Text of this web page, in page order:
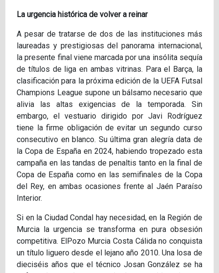
La urgencia histórica de volver a reinar
A pesar de tratarse de dos de las instituciones más
laureadas y prestigiosas del panorama internacional,
la presente final viene marcada por una insólita sequía
de títulos de liga en ambas vitrinas. Para el Barça, la
clasificación para la próxima edición de la UEFA Futsal
Champions League supone un bálsamo necesario que
alivia las altas exigencias de la temporada. Sin
embargo, el vestuario dirigido por Javi Rodríguez
tiene la firme obligación de evitar un segundo curso
consecutivo en blanco. Su última gran alegría data de
la Copa de España en 2024, habiendo tropezado esta
campaña en las tandas de penaltis tanto en la final de
Copa de España como en las semifinales de la Copa
del Rey, en ambas ocasiones frente al Jaén Paraíso
Interior.
Si en la Ciudad Condal hay necesidad, en la Región de
Murcia la urgencia se transforma en pura obsesión
competitiva. ElPozo Murcia Costa Cálida no conquista
un título liguero desde el lejano año 2010. Una losa de
dieciséis años que el técnico Josan González se ha